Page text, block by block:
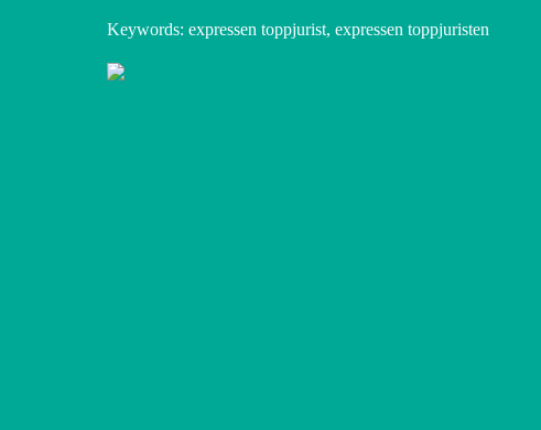
Keywords: expressen toppjurist, expressen toppjuristen